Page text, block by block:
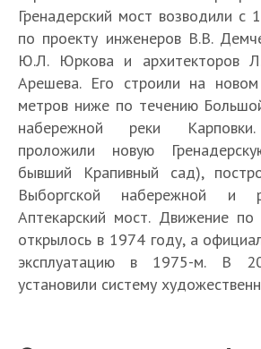
Гренадерский мост возводили
по проекту инженеров В.В.
Ю.Л. Юркова и архитекторов
Арешева. Его строили на
метров ниже по течению
набережной реки
проложили новую
бывший Крапивный сад),
Выборгской набережной и
Аптекарский мост. Движение по
открылось в 1974 году, а
эксплуатацию в 1975-м. В
установили систему